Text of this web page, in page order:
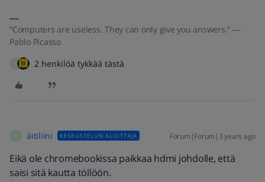
“Computers are useless. They can only give you answers.” ―
Pablo Picasso
2 henkilöä tykkää tästä
äitiliini KESKUSTELUN ALOITTAJA Forum|Forum|3 years ago
Eikä ole chromebookissa paikkaa hdmi johdolle, että
saisi sitä kautta töllöön.